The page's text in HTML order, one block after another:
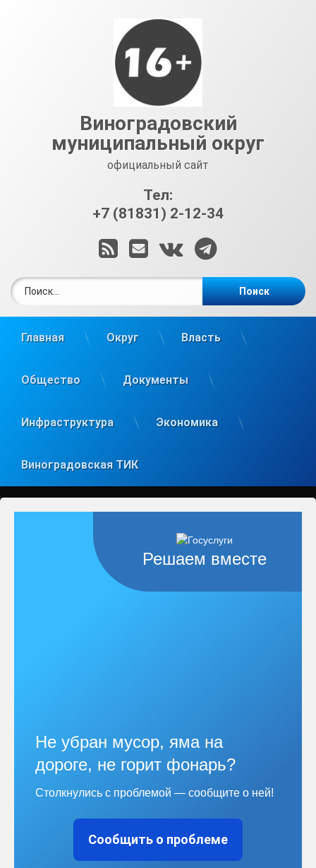
Виноградовский
муниципальный округ
официальный сайт
Тел:
+7 (81831) 2-12-34
RSSE-mailВКонтакте
Telegram
Главная Округ Власть
Общество Документы
Инфраструктура Экономика
Виноградовская ТИК
Решаем вместе
Не убран мусор, яма на
дороге, не горит фонарь?
Столкнулись с проблемой — сообщите о ней!
Сообщить о проблеме